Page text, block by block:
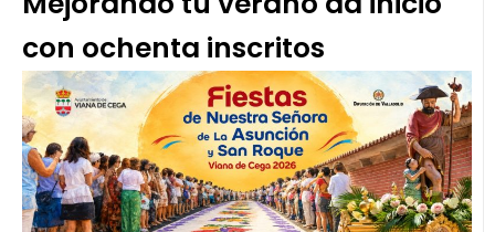
con ochenta inscritos